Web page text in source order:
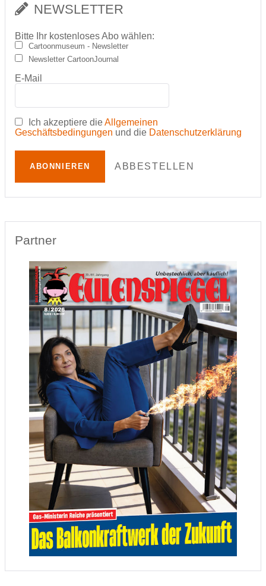
NEWSLETTER
Bitte Ihr kostenloses Abo wählen:
Cartoonmuseum - Newsletter
Newsletter CartoonJournal
E-Mail
Ich akzeptiere dieAllgemeinen
Geschäftsbedingungen und die Datenschutzerklärung
ABONNIEREN ABBESTELLEN
Partner